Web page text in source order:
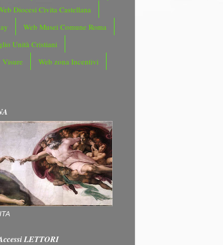
Diocesi Civita Castellana
Web Musei Comune Roma
Unità Cristiani
Visure
Web zona Incentivi
LETTORI